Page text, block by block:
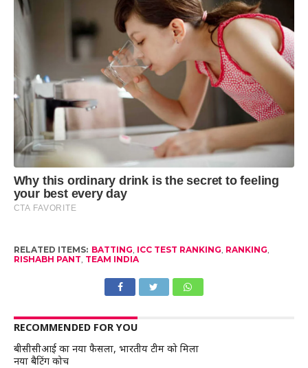
RELATED ITEMS: BATTING ICC TEST RANKING RANKING
RISHABH PANT TEAM INDIA
RECOMMENDED FOR YOU
बीसीसीआई का नया फैसला, भारतीय टीम को मिला
नया बैटिंग कोच